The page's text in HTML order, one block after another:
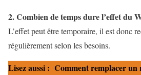
2. Combien de temps dure l’effet du
L’effet peut être temporaire, il est donc
régulièrement selon les besoins.
Lisez aussi : Comment remplacer